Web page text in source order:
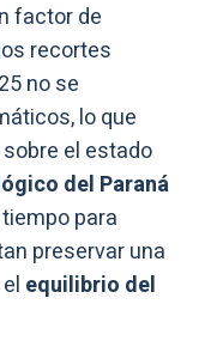
factor de
recortes
no se
lo que
el estado
del Paraná
para
preservar una
equilibrio del